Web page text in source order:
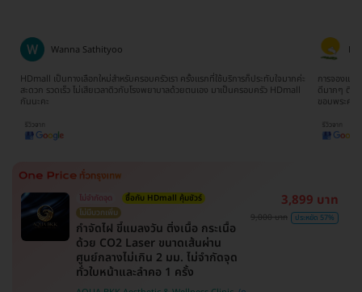
การจองแพ็คเกจเข้าใจง่ายมากๆไม่ยุ่งยากเลยค่ะ ทีมงานน้องจิ๊บให้บริการประสานงาน
ดีมากๆ ติดต่อและสอบถามให้ข้อมูลรวดเร็วทันใจ ประทับใจมากๆจริงๆค่ะ
ขอบพระคุณนะคะ
Ratima Choodej
จองตอนห้า
ยากเลย ร
ไม่จำกัดจุด
ซื้อกับ HDmall คุ้มชัวร์
ไม่มีบวกเพิ่ม
กำจัดไฝ ขี้แมลงวัน ติ่งเนื้อ กระเนื้อ
ด้วย CO2 Laser ขนาดเส้นผ่าน
ศูนย์กลางไม่เกิน 2 มม. ไม่จำกัดจุด
ทั่วใบหน้าและลำคอ 1 ครั้ง
3,899 บาท
9,000 บาท ประหยัด 57%